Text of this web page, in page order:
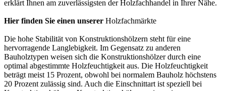
erklärt Ihnen am zuverlässigsten der Holzfachhandel in Ihrer Nähe.
Hier finden Sie einen unserer Holzfachmärkte
Die hohe Stabilität von Konstruktionshölzern steht für eine
hervorragende Langlebigkeit. Im Gegensatz zu anderen
Bauholztypen weisen sich die Konstruktionshölzer durch eine
optimal abgestimmte Holzfeuchtigkeit aus. Die Holzfeuchtigkeit
beträgt meist 15 Prozent, obwohl bei normalem Bauholz höchstens
20 Prozent zulässig sind. Auch die Einschnittart ist speziell bei